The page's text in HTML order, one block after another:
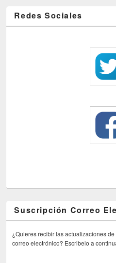
Redes Sociales
Suscripción Correo
¿Quieres recibir las actualizaciones
correo electrónico? Escribelo a